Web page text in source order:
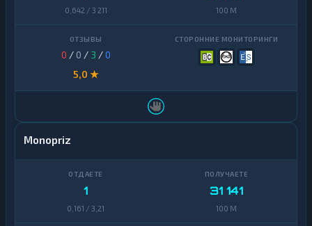
0,642 / 3 211 100 M
0 / 0 / 3 /0
5,0 ★
Monopriz
1
0,161 / 3,21
31 141
100 M